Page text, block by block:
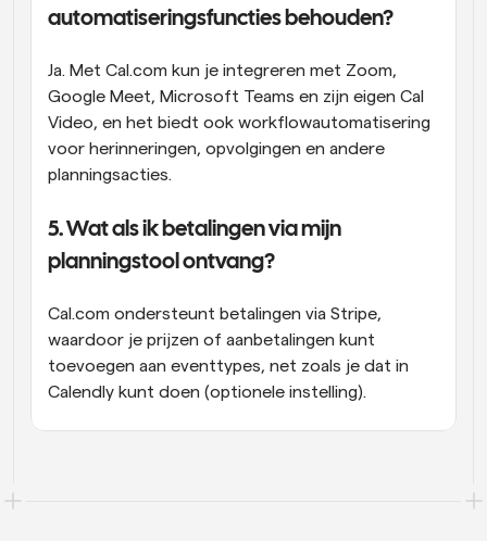
automatiseringsfuncties behouden?
Ja. Met Cal.com kun je integreren met Zoom,
Google Meet, Microsoft Teams en zijn eigen Cal
Video, en het biedt ook workflowautomatisering
voor herinneringen, opvolgingen en andere
planningsacties.
5. Wat als ik betalingen via mijn
planningstool ontvang?
Cal.com ondersteunt betalingen via Stripe,
waardoor je prijzen of aanbetalingen kunt
toevoegen aan eventtypes, net zoals je dat in
Calendly kunt doen (optionele instelling).